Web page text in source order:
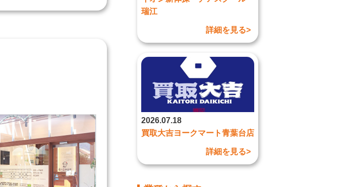
瑞江
詳細を見る>
2026.07.18
買取大吉ヨークマート青葉台店
詳細を見る>